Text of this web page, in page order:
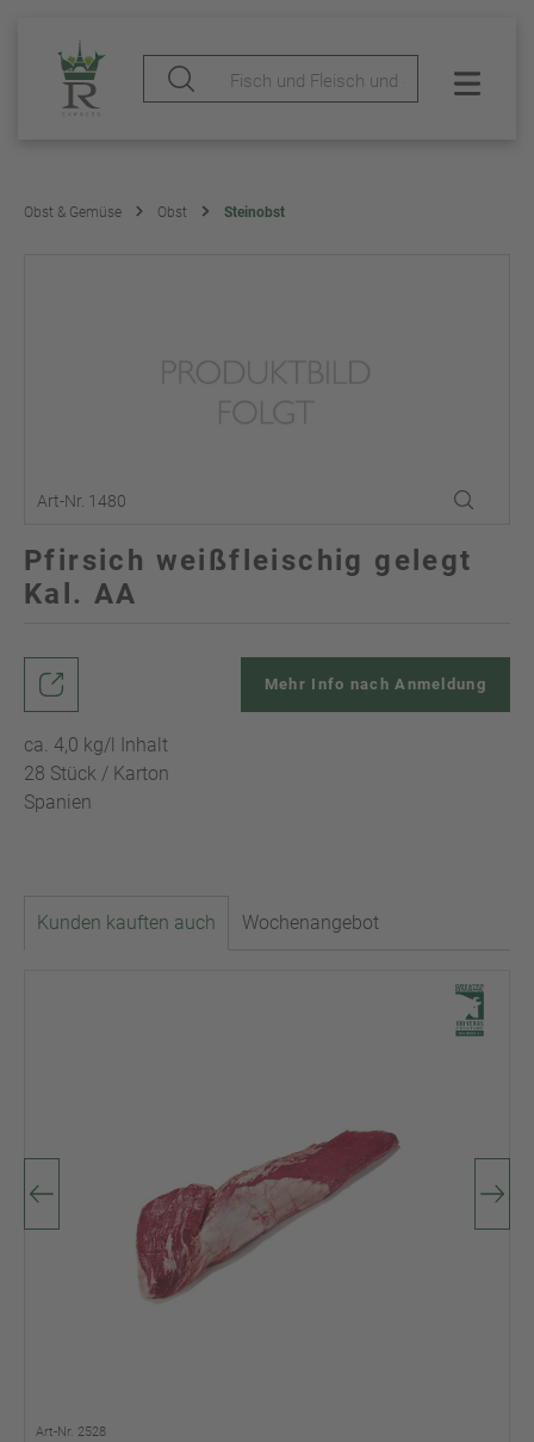
Obst & Gemüse Obst Steinobst
Art-Nr. 1480
Pfirsich weißfleischig gelegt
Kal. AA
ca. 4,0 kg/l Inhalt
28 Stück / Karton
Spanien
Mehr Info nach Anmeldung
Kunden kauften auch Wochenangebot
Art-Nr. 2528